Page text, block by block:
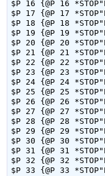
$P 16 {@P 16
$P 17 {@P 17
$P 18 {@P 18
$P 19 {@P 19
$P 20 {@P 20
$P 21 {@P 21
$P 22 {@P 22
$P 23 {@P 23
$P 24 {@P 24
$P 25 {@P 25
$P 26 {@P 26
$P 27 {@P 27
$P 28 {@P 28
$P 29 {@P 29
$P 30 {@P 30
$P 31 {@P 31
$P 32 {@P 32
$P 33 {@P 33